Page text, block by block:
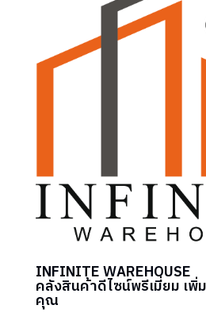
INFINITE WAREHOUSE
คลังสินค้าดีไซน์พรีเมี่ยม เพิ่
คุณ